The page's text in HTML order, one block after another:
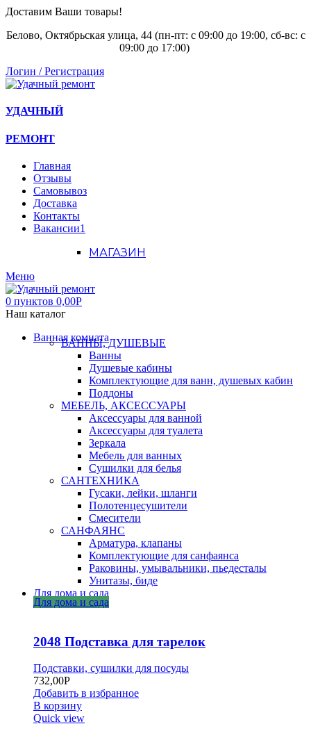
Доставим Ваши товары!
Белово, Октябрьская улица, 44 (пн-пт: с 09:00 до 19:00, сб-вс: с
09:00 до 17:00)
Логин / Регистрация
УДАЧНЫЙ
РЕМОНТ
Главная
Отзывы
Самовывоз
Доставка
Контакты
Вакансии1
МАГАЗИН
Меню
0 пунктов 0,00Р
Наш каталог
Ванная комната
ВАННЫ, ДУШЕВЫЕ
Ванны
Душевые кабины
Комплектующие для ванн, душевых кабин
Поддоны
МЕБЕЛЬ, АКСЕССУАРЫ
Аксессуары для ванной
Аксессуары для туалета
Зеркала
Мебель для ванных
Сушилки для белья
САНТЕХНИКА
Гусаки, лейки, шланги
Полотенцесушители
Смесители
САНФАЯНС
Арматура, клапаны
Комплектующие для санфаянса
Раковины, умывальники, пьедесталы
Унитазы, биде
Для дома и сада
Для дома и сада
2048 Подставка для тарелок
Подставки, сушилки для посуды
732,00Р
Добавить в избранное
В корзину
Quick view